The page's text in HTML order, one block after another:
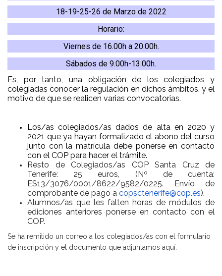
18-19-25-26 de Marzo de 2022
Horario:
Viernes de 16.00h a 20.00h.
Sábados de 9.00h-13.00h.
Es, por tanto, una obligación de los colegiados y
colegiadas conocer la regulación en dichos ámbitos, y el
motivo de que se realicen varias convocatorias.
Los/as colegiados/as dados de alta en 2020 y
2021 que ya hayan formalizado el abono del curso
junto con la matrícula debe ponerse en contacto
con el COP para hacer el trámite.
Resto de Colegiados/as COP Santa Cruz de
Tenerife: 25 euros, (Nº de cuenta:
ES13/3076/0001/8622/9582/0225. Envío de
comprobante de pago a copsctenerife@cop.es).
Alumnos/as que les falten horas de módulos de
ediciones anteriores ponerse en contacto con el
COP.
Se ha remitido un correo a los colegiados/as con el formulario
de inscripción y el documento que adjuntamos aquí.